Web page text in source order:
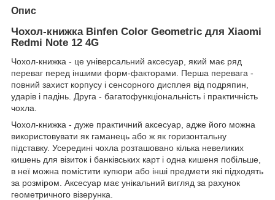
Опис
Чохол-книжка Binfen Color Geometric для Xiaomi
Redmi Note 12 4G
Чохол-книжка - це універсальний аксесуар, який має ряд
переваг перед іншими форм-факторами. Перша перевага -
повний захист корпусу і сенсорного дисплея від подряпин,
ударів і падінь. Друга - багатофункціональність і практичність
чохла.
Чохол-книжка - дуже практичний аксесуар, адже його можна
використовувати як гаманець або ж як горизонтальну
підставку. Усередині чохла розташовано кілька невеликих
кишень для візиток і банківських карт і одна кишеня побільше,
в неї можна помістити купюри або інші предмети які підходять
за розміром. Аксесуар має унікальний вигляд за рахунок
геометричного візерунка.